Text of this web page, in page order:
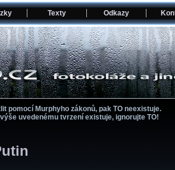
Texty Odkazy
pomocí­ Murphyho zákonů, pak TO neexistuje.
uvedenému tvrzení­ existuje, ignorujte TO!